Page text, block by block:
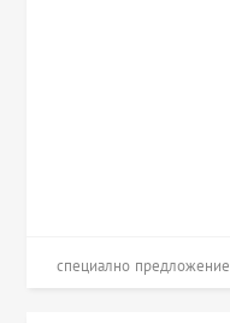
специално предложение